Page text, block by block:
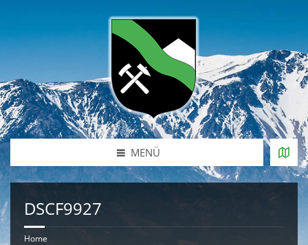
MENÜ
DSCF9927
Home